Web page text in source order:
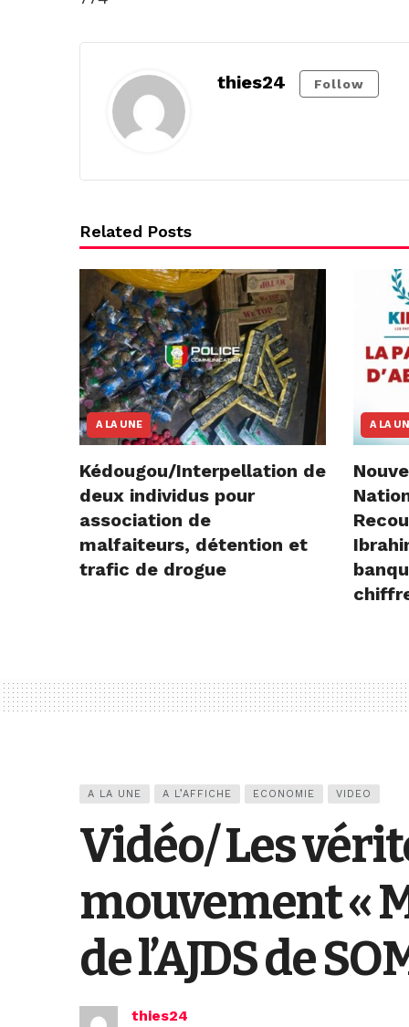
thies24 Follow
Related Posts
A LA UNE
Kédougou/Interpellation de
deux individus pour
association de
malfaiteurs, détention et
trafic de drogue
A LA
A LA UNE A L’AFFICHE ECONOMIE VIDEO
Vidéo/ Les
mouvement «
de l’AJDS de
thies24